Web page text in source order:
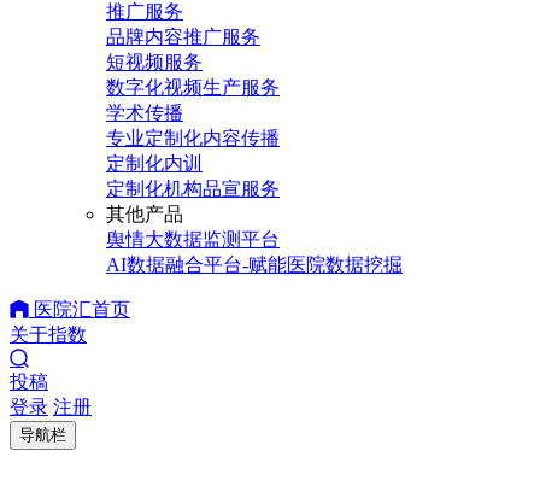
推广服务
品牌内容推广服务
短视频服务
数字化视频生产服务
学术传播
专业定制化内容传播
定制化内训
定制化机构品宣服务
其他产品
舆情大数据监测平台
AI数据融合平台-赋能医院数据挖掘
医院汇首页
关于指数
投稿
登录 注册
导航栏